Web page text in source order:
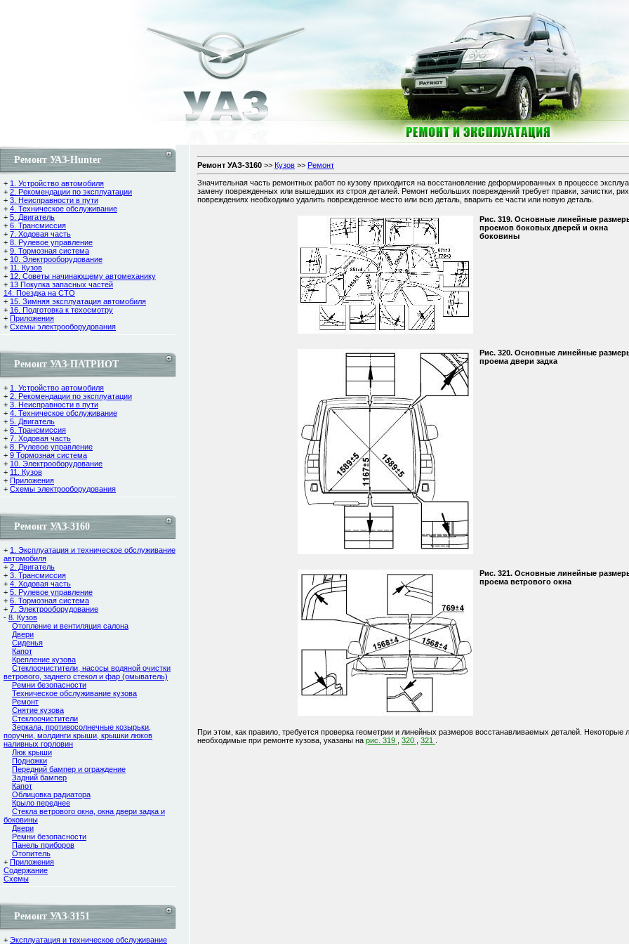
Ремонт УАЗ-Hunter
+ 1. Устройство автомобиля
+ 2. Рекомендации по эксплуатации
+ 3. Неисправности в пути
+ 4. Техническое обслуживание
+ 5. Двигатель
+ 6. Трансмиссия
+ 7. Ходовая часть
+ 8. Рулевое управление
+ 9. Тормозная система
+ 10. Электрооборудование
+ 11. Кузов
+ 12. Советы начинающему автомеханику
+ 13 Покупка запасных частей
14. Поездка на СТО
+ 15. Зимняя эксплуатация автомобиля
+ 16. Подготовка к техосмотру
+ Приложения
+ Схемы электрооборудования
Ремонт УАЗ-ПАТРИОТ
+ 1. Устройство автомобиля
+ 2. Рекомендации по эксплуатации
+ 3. Неисправности в пути
+ 4. Техническое обслуживание
+ 5. Двигатель
+ 6. Трансмиссия
+ 7. Ходовая часть
+ 8. Рулевое управление
+ 9 Тормозная система
+ 10. Электрооборудование
+ 11. Кузов
+ Приложения
+ Схемы электрооборудования
Ремонт УАЗ-3160
+ 1. Эксплуатация и техническое обслуживание
автомобиля
+ 2. Двигатель
+ 3. Трансмиссия
+ 4. Ходовая часть
+ 5. Рулевое управление
+ 6. Тормозная система
+ 7. Электрооборудование
- 8. Кузов
Отопление и вентиляция салона
Двери
Сиденья
Капот
Крепление кузова
Стеклоочистители, насосы водяной очистки
ветрового, заднего стекол и фар (омыватель)
Ремни безопасности
Техническое обслуживание кузова
Ремонт
Снятие кузова
Стеклоочистители
Зеркала, противосолнечные козырьки,
поручни, молдинги крыши, крышки люков
наливных горловин
Люк крыши
Подножки
Передний бампер и ограждение
Задний бампер
Капот
Облицовка радиатора
Крыло переднее
Стекла ветрового окна, окна двери задка и
боковины
Двери
Ремни безопасности
Панель приборов
Отопитель
+ Приложения
Содержание
Cхемы
Ремонт УАЗ-3151
+ Эксплуатация и техническое обслуживание
Ремонт УАЗ-3160 >> Кузов >> Ремонт
Значительная часть ремонтных работ по кузову приходится на восстановление деформированных в процессе
замену поврежденных или вышедших из строя деталей. Ремонт небольших повреждений требует правки, зачистки,
повреждениях необходимо удалить поврежденное место или всю деталь, вварить ее части или новую деталь.
Рис. 319. Основные линейные
проемов боковых дверей и окна
боковины
Рис. 320. Основные линейные
проема двери задка
Рис. 321. Основные линейные
проема ветрового окна
При этом, как правило, требуется проверка геометрии и линейных размеров восстанавливаемых деталей. Некоторые
необходимые при ремонте кузова, указаны на рис. 319 320 321